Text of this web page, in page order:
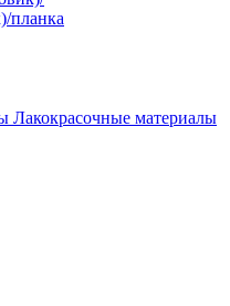
планка
Лакокрасочные материалы